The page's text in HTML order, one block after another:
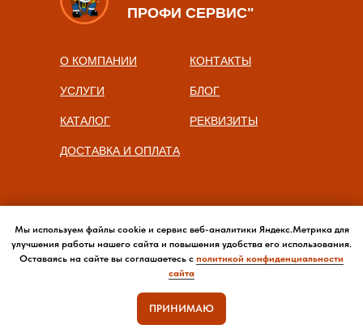
ПРОФИ СЕРВИС"
Политика конфиденциальности
О КОМПАНИИ
УСЛУГИ
КАТАЛОГ
ДОСТАВКА И ОПЛАТА
КОНТАКТЫ
РЕКВИЗИТЫ
БЛОГ
Мы используем файлы cookie и сервис веб-аналитики Яндекс.Метрика для
улучшения работы нашего сайта и повышения удобства его использования.
Оставаясь на сайте вы соглашаетесь с политикой конфиденциальности
сайта
ПРИНИМАЮ